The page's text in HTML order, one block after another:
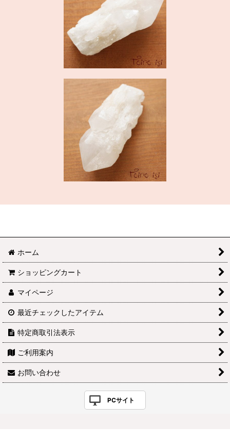
ホーム
ショッピングカート
マイページ
最近チェックしたアイテム
特定商取引法表示
ご利用案内
お問い合わせ
PCサイト